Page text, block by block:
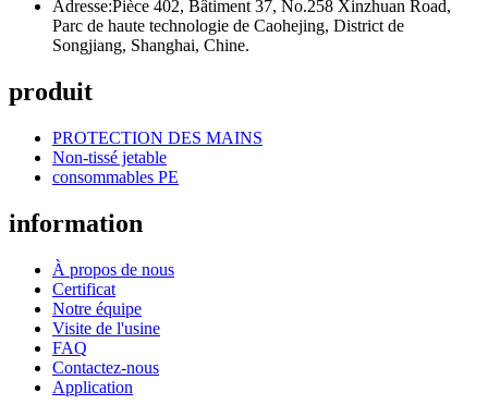
Adresse:Pièce 402, Bâtiment 37, No.258 Xinzhuan Road,
Parc de haute technologie de Caohejing, District de
Songjiang, Shanghai, Chine.
produit
PROTECTION DES MAINS
Non-tissé jetable
consommables PE
information
À propos de nous
Certificat
Notre équipe
Visite de l'usine
FAQ
Contactez-nous
Application